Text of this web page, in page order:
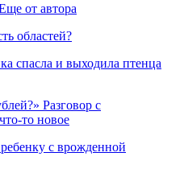
от автора
областей?
спасла и выходила птенца
Разговор с
то новое
с врожденной